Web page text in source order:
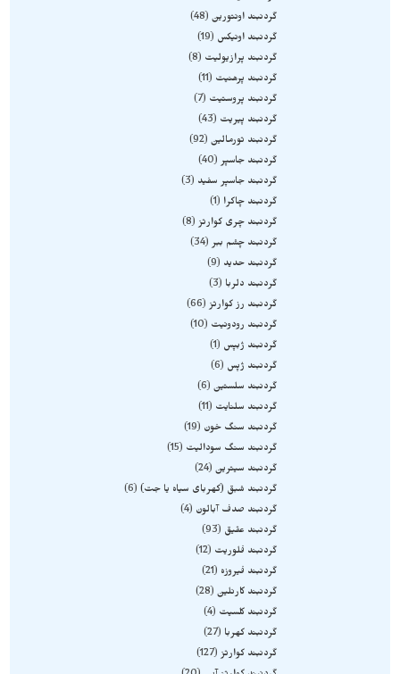
گردنبند اونتورین 48
گردنبند اونیکس
19
گردنبند پرازیولیت
8
گردنبند پرهنیت
11
گردنبند پروستیت
7
گردنبند پیریت
43
گردنبند تورمالین 92
گردنبند جاسپر 40
گردنبند جاسپر سفید
3
گردنبند چاکرا
1
گردنبند چری کوارتز 8
گردنبند چشم ببر 34
گردنبند حدید
9
گردنبند دلربا
3
گردنبند رز کوارتز 66
گردنبند رودونیت
10
گردنبند ژبپس
1
گردنبند ژپس
6
گردنبند سلستین 6
گردنبند سلنایت
11
گردنبند سنگ خون
19
گردنبند سنگ سودالیت
15
گردنبند سیترین 24
گردنبند شبق (کهربای سیاه یا جت) 6
گردنبند صدف آبالون
4
گردنبند عقیق
93
گردنبند فلوریت
12
گردنبند فیروزه
21
گردنبند کارنلین 28
گردنبند کلسیت
4
گردنبند کهربا
27
گردنبند کوارتز 127